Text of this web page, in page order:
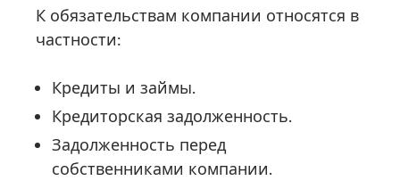
К обязательствам компании относятся в
частности:
Кредиты и займы.
Кредиторская задолженность.
Задолженность перед
собственниками компании.